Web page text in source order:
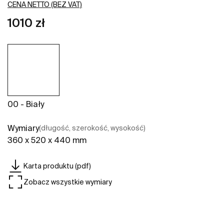
CENA NETTO (BEZ VAT)
1010 zł
00 - Biały
Wymiary(długość, szerokość, wysokość)
360 x 520 x 440 mm
Karta produktu (pdf)
Zobacz wszystkie wymiary